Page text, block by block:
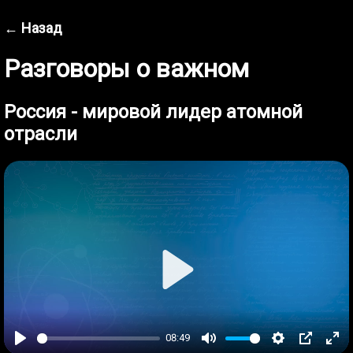
← Назад
Разговоры о важном
Россия - мировой лидер атомной
отрасли
08:49